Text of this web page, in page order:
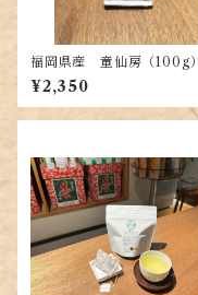
福岡県産 童仙房（100g）
¥2,350